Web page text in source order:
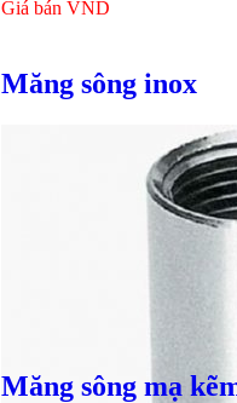
Giá bán VND
Măng sông inox
Măng sông mạ